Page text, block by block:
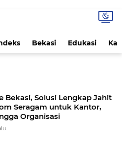
Bekasi Edukasi
Bekasi, Solusi Lengkap Jahit
Seragam untuk Kantor,
Organisasi